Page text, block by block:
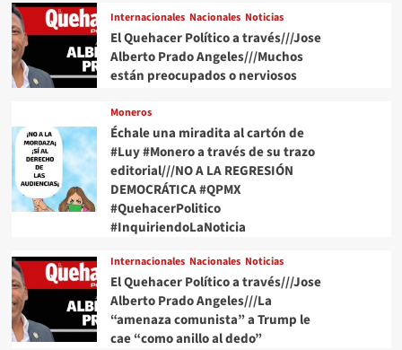
Internacionales Nacionales Noticias
El Quehacer Político a través///Jose
Alberto Prado Angeles///Muchos
están preocupados o nerviosos
Moneros
Échale una miradita al cartón de
#Luy #Monero a través de su trazo
editorial///NO A LA REGRESIÓN
DEMOCRÁTICA #QPMX
#QuehacerPolitico
#InquiriendoLaNoticia
Internacionales Nacionales Noticias
El Quehacer Político a través///Jose
Alberto Prado Angeles///La
“amenaza comunista” a Trump le
cae “como anillo al dedo”